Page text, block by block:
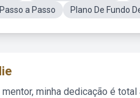
a Passo
Plano De Fundo
mentor, minha dedicação é